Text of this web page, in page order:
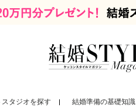
スタジオを探す 結婚準備の基礎知識